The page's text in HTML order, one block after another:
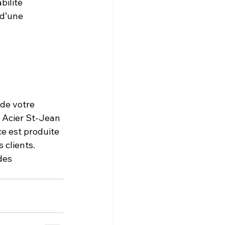
votre
Acier St-Jean
est produite
clients.